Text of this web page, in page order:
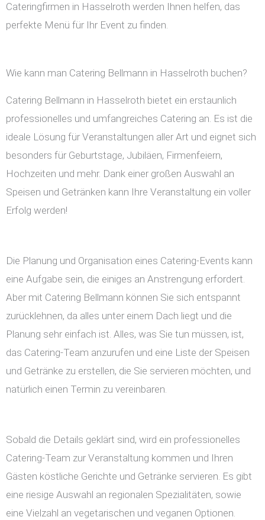
Cateringfirmen in Hasselroth werden Ihnen helfen, das
perfekte Menü für Ihr Event zu finden.
Wie kann man Catering Bellmann in Hasselroth buchen?
Catering Bellmann in Hasselroth bietet ein erstaunlich
professionelles und umfangreiches Catering an. Es ist die
ideale Lösung für Veranstaltungen aller Art und eignet sich
besonders für Geburtstage, Jubiläen, Firmenfeiern,
Hochzeiten und mehr. Dank einer großen Auswahl an
Speisen und Getränken kann Ihre Veranstaltung ein voller
Erfolg werden!
Die Planung und Organisation eines Catering-Events kann
eine Aufgabe sein, die einiges an Anstrengung erfordert.
Aber mit Catering Bellmann können Sie sich entspannt
zurücklehnen, da alles unter einem Dach liegt und die
Planung sehr einfach ist. Alles, was Sie tun müssen, ist,
das Catering-Team anzurufen und eine Liste der Speisen
und Getränke zu erstellen, die Sie servieren möchten, und
natürlich einen Termin zu vereinbaren.
Sobald die Details geklärt sind, wird ein professionelles
Catering-Team zur Veranstaltung kommen und Ihren
Gästen köstliche Gerichte und Getränke servieren. Es gibt
eine riesige Auswahl an regionalen Spezialitäten, sowie
eine Vielzahl an vegetarischen und veganen Optionen.